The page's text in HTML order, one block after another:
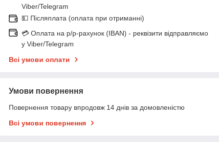
Viber/Telegram
💵 Післяплата (оплата при отриманні)
💳 Оплата на р/р-рахунок (IBAN) - реквізити відправляємо
у Viber/Telegram
Всі умови оплати
Умови повернення
Повернення товару впродовж 14 днів за домовленістю
Всі умови повернення